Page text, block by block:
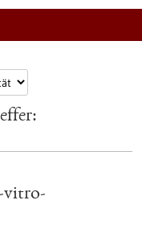
vitro-